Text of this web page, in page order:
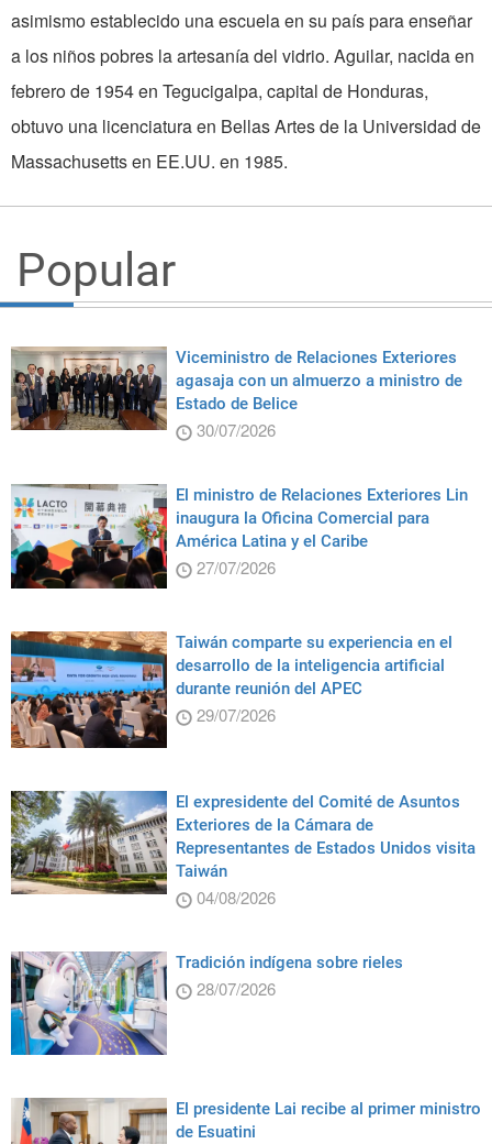
asimismo establecido una escuela en su país para enseñar
a los niños pobres la artesanía del vidrio. Aguilar, nacida en
febrero de 1954 en Tegucigalpa, capital de Honduras,
obtuvo una licenciatura en Bellas Artes de la Universidad de
Massachusetts en EE.UU. en 1985.
Popular
Viceministro de Relaciones Exteriores
agasaja con un almuerzo a ministro de
Estado de Belice
30/07/2026
El ministro de Relaciones Exteriores Lin
inaugura la Oficina Comercial para
América Latina y el Caribe
27/07/2026
Taiwán comparte su experiencia en el
desarrollo de la inteligencia artificial
durante reunión del APEC
29/07/2026
El expresidente del Comité de Asuntos
Exteriores de la Cámara de
Representantes de Estados Unidos visita
Taiwán
04/08/2026
Tradición indígena sobre rieles
28/07/2026
El presidente Lai recibe al primer ministro
de Esuatini